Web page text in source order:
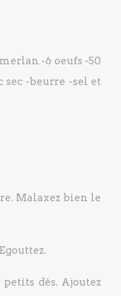
-6 oeufs -50
sec -beurre -sel et
Malaxez bien le
dés. Ajoutez